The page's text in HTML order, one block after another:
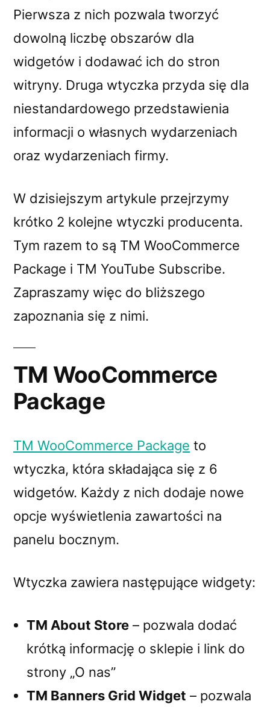
Pierwsza z nich pozwala tworzyć
dowolną liczbę obszarów dla
widgetów i dodawać ich do stron
witryny. Druga wtyczka przyda się dla
niestandardowego przedstawienia
informacji o własnych wydarzeniach
oraz wydarzeniach firmy.
W dzisiejszym artykule przejrzymy
krótko 2 kolejne wtyczki producenta.
Tym razem to są TM WooCommerce
Package i TM YouTube Subscribe.
Zapraszamy więc do bliższego
zapoznania się z nimi.
TM WooCommerce
Package
TM WooCommerce Package to
wtyczka, która składająca się z 6
widgetów. Każdy z nich dodaje nowe
opcje wyświetlenia zawartości na
panelu bocznym.
Wtyczka zawiera następujące widgety:
TM About Store – pozwala dodać
krótką informację o sklepie i link do
strony „O nas”
TM Banners Grid Widget – pozwala